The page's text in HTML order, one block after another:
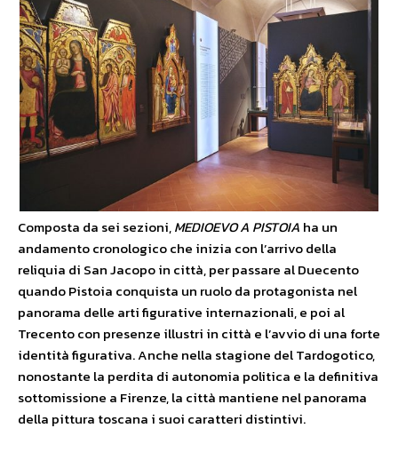
Composta da sei sezioni,MEDIOEVO A PISTOIA ha un
andamento cronologico che inizia con l’arrivo della
reliquia di San Jacopo in città, per passare al Duecento
quando Pistoia conquista un ruolo da protagonista nel
panorama delle arti figurative internazionali, e poi al
Trecento con presenze illustri in città e l’avvio di una forte
identità figurativa. Anche nella stagione del Tardogotico,
nonostante la perdita di autonomia politica e la definitiva
sottomissione a Firenze, la città mantiene nel panorama
della pittura toscana i suoi caratteri distintivi.